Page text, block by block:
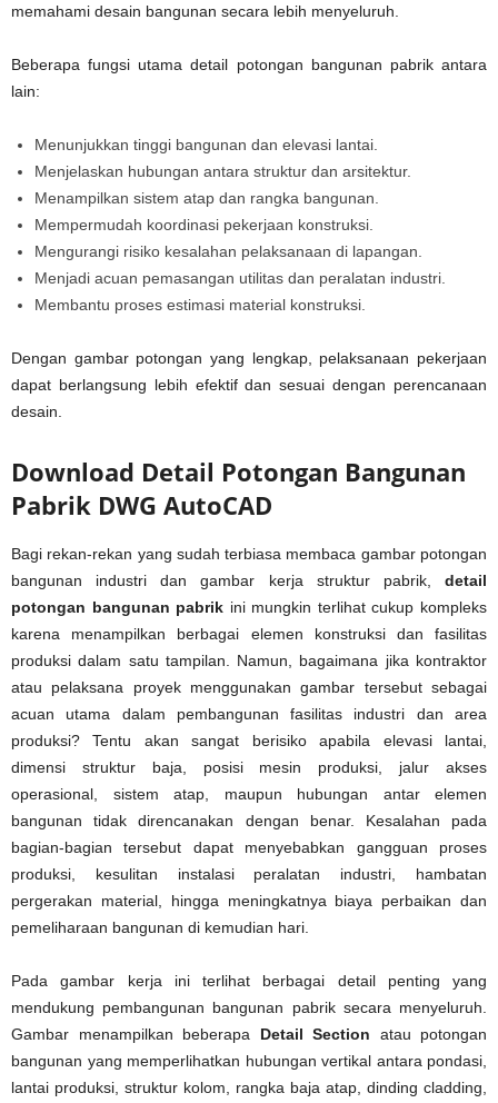
memahami desain bangunan secara lebih menyeluruh.
Beberapa fungsi utama detail potongan bangunan pabrik antara
lain:
Menunjukkan tinggi bangunan dan elevasi lantai.
Menjelaskan hubungan antara struktur dan arsitektur.
Menampilkan sistem atap dan rangka bangunan.
Mempermudah koordinasi pekerjaan konstruksi.
Mengurangi risiko kesalahan pelaksanaan di lapangan.
Menjadi acuan pemasangan utilitas dan peralatan industri.
Membantu proses estimasi material konstruksi.
Dengan gambar potongan yang lengkap, pelaksanaan pekerjaan
dapat berlangsung lebih efektif dan sesuai dengan perencanaan
desain.
Download Detail Potongan Bangunan
Pabrik DWG AutoCAD
Bagi rekan-rekan yang sudah terbiasa membaca gambar potongan
bangunan industri dan gambar kerja struktur pabrik, detail
potongan bangunan pabrik ini mungkin terlihat cukup kompleks
karena menampilkan berbagai elemen konstruksi dan fasilitas
produksi dalam satu tampilan. Namun, bagaimana jika kontraktor
atau pelaksana proyek menggunakan gambar tersebut sebagai
acuan utama dalam pembangunan fasilitas industri dan area
produksi? Tentu akan sangat berisiko apabila elevasi lantai,
dimensi struktur baja, posisi mesin produksi, jalur akses
operasional, sistem atap, maupun hubungan antar elemen
bangunan tidak direncanakan dengan benar. Kesalahan pada
bagian-bagian tersebut dapat menyebabkan gangguan proses
produksi, kesulitan instalasi peralatan industri, hambatan
pergerakan material, hingga meningkatnya biaya perbaikan dan
pemeliharaan bangunan di kemudian hari.
Pada gambar kerja ini terlihat berbagai detail penting yang
mendukung pembangunan bangunan pabrik secara menyeluruh.
Gambar menampilkan beberapa Detail Section atau potongan
bangunan yang memperlihatkan hubungan vertikal antara pondasi,
lantai produksi, struktur kolom, rangka baja atap, dinding cladding,